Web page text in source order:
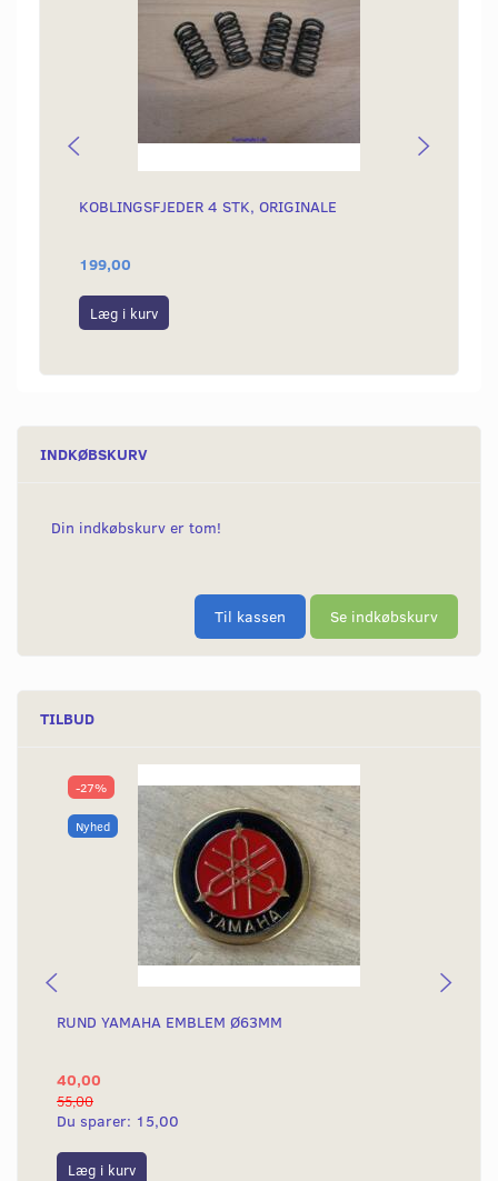
KOBLINGSFJEDER 4 STK, ORIGINALE
199,00
Læg i kurv
INDKØBSKURV
Din indkøbskurv er tom!
Til kassen Se indkøbskurv
TILBUD
-27%
Nyhed
RUND YAMAHA EMBLEM Ø63MM
40,00
55,00
Du sparer: 15,00
Læg i kurv